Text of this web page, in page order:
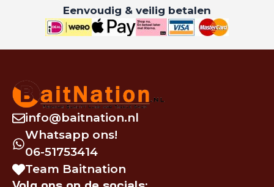
Eenvoudig & veilig betalen
info@baitnation.nl
Whatsapp ons!
06-51753414
Team Baitnation